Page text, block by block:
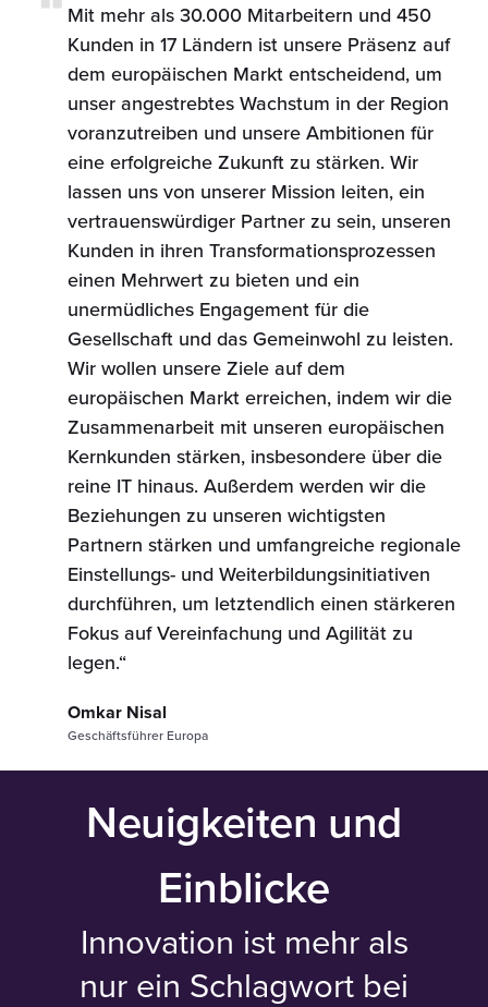
Mit mehr als 30.000 Mitarbeitern und 450
Kunden in 17 Ländern ist unsere Präsenz auf
dem europäischen Markt entscheidend, um
unser angestrebtes Wachstum in der Region
voranzutreiben und unsere Ambitionen für
eine erfolgreiche Zukunft zu stärken. Wir
lassen uns von unserer Mission leiten, ein
vertrauenswürdiger Partner zu sein, unseren
Kunden in ihren Transformationsprozessen
einen Mehrwert zu bieten und ein
unermüdliches Engagement für die
Gesellschaft und das Gemeinwohl zu leisten.
Wir wollen unsere Ziele auf dem
europäischen Markt erreichen, indem wir die
Zusammenarbeit mit unseren europäischen
Kernkunden stärken, insbesondere über die
reine IT hinaus. Außerdem werden wir die
Beziehungen zu unseren wichtigsten
Partnern stärken und umfangreiche regionale
Einstellungs- und Weiterbildungsinitiativen
durchführen, um letztendlich einen stärkeren
Fokus auf Vereinfachung und Agilität zu
legen.“
Omkar Nisal
Geschäftsführer Europa
Neuigkeiten und
Einblicke
Innovation ist mehr als
nur ein Schlagwort bei